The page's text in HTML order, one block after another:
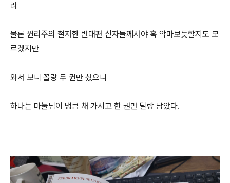
라
물론 원리주의 철저한 반대편 신자들께서야 혹 악마보듯할지도 모
르겠지만
와서 보니 꼴랑 두 권만 샀으니
하나는 마눌님이 냉큼 채 가시고 한 권만 달랑 남았다.